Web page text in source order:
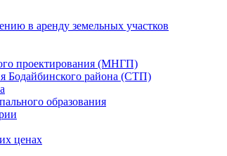
в аренду земельных участков
проектирования (МНГП)
Бодайбинского района (СТП)
образования
ценах